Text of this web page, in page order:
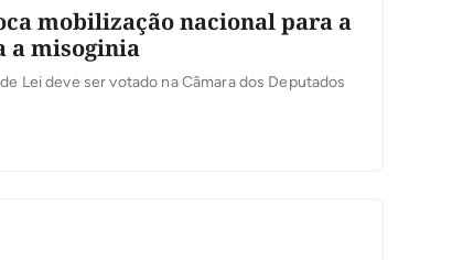
mobilização nacional para a
a misoginia
Lei deve ser votado na Câmara dos Deputados